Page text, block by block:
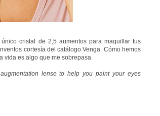
cristal de 2,5 aumentos para maquillar tus
cortesía del catálogo Venga. Cómo hemos
vida es algo que me sobrepasa.
lense to help you paint your eyes